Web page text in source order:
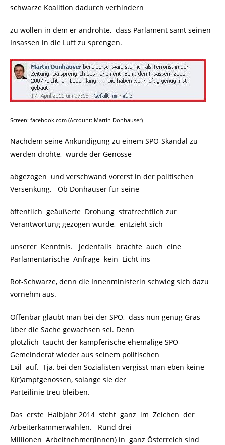
schwarze Koalition dadurch verhindern
zu wollen in dem er androhte, dass Parlament samt seinen
Insassen in die Luft zu sprengen.
Screen: facebook.com (Account: Martin Donhauser)
Nachdem seine Ankündigung zu einem SPÖ-Skandal zu
werden drohte, wurde der Genosse
abgezogen und verschwand vorerst in der politischen
Versenkung. Ob Donhauser für seine
öffentlich geäußerte Drohung strafrechtlich zur
Verantwortung gezogen wurde, entzieht sich
unserer Kenntnis. Jedenfalls brachte auch eine
Parlamentarische Anfrage kein Licht ins
Rot-Schwarze, denn die Innenministerin schwieg sich dazu
vornehm aus.
Offenbar glaubt man bei der SPÖ, dass nun genug Gras
über die Sache gewachsen sei. Denn
plötzlich taucht der kämpferische ehemalige SPÖ-
Gemeinderat wieder aus seinem politischen
Exil auf. Tja, bei den Sozialisten vergisst man eben keine
K(r)ampfgenossen, solange sie der
Parteilinie treu bleiben.
Das erste Halbjahr 2014 steht ganz im Zeichen der
Arbeiterkammerwahlen. Rund drei
Millionen Arbeitnehmer(innen) in ganz Österreich sind